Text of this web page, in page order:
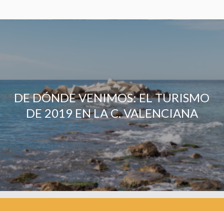
DE DÓNDE VENIMOS: EL TURISMO
DE 2019 EN LA C. VALENCIANA